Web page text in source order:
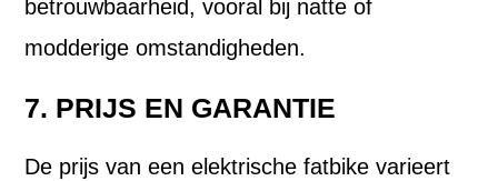
betrouwbaarheid, vooral bij natte of
modderige omstandigheden.
7. PRIJS EN GARANTIE
De prijs van een elektrische fatbike varieert